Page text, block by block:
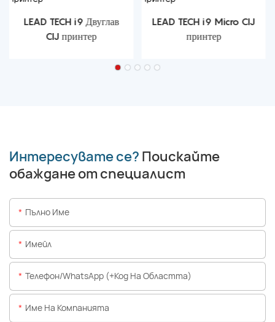
LEAD TECH i9 Двуглав
CIJ принтер
LEAD TECH i9 Micro CIJ
принтер
Интересувате се? Поискайте
обаждане от специалист
Пълно Име
Имейл
Телефон/WhatsApp (+Код На Областта)
Име На Компанията